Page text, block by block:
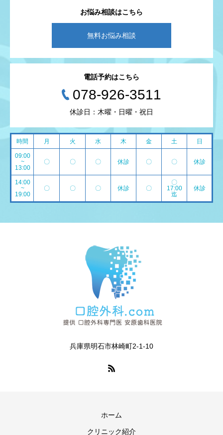
お悩み相談はこちら
無料お悩み相談
電話予約はこちら
078-926-3511
休診日：木曜・日曜・祝日
時間 月 火 水 木 金 土 日
09:00
~
13:00
〇 〇 〇 休診 〇 〇 休診
14:00
~
19:00
〇 〇 〇 休診 〇
〇
17:00
迄
休診
兵庫県明石市林崎町2-1-10
ホーム
クリニック紹介